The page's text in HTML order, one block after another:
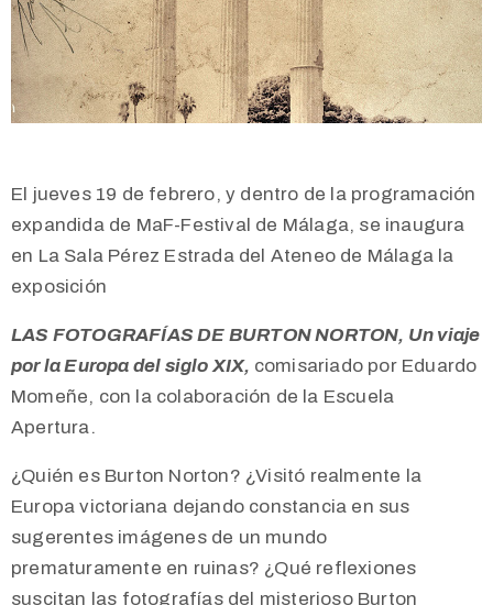
El jueves 19 de febrero, y dentro de la programación
expandida de MaF-Festival de Málaga, se inaugura
en La Sala Pérez Estrada del Ateneo de Málaga la
exposición
LAS FOTOGRAFÍAS DE BURTON NORTON, Un viaje
por la Europa del siglo XIX, comisariado por Eduardo
Momeñe, con la colaboración de la Escuela
Apertura.
¿Quién es Burton Norton? ¿Visitó realmente la
Europa victoriana dejando constancia en sus
sugerentes imágenes de un mundo
prematuramente en ruinas? ¿Qué reflexiones
suscitan las fotografías del misterioso Burton